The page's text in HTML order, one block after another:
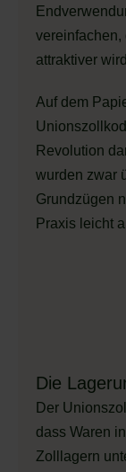
vereinfachen,
attraktiver
Auf dem
Revolution
wurden zwar
Grundzügen
Praxis leicht
Die
Der
dass Waren
Zolllagern